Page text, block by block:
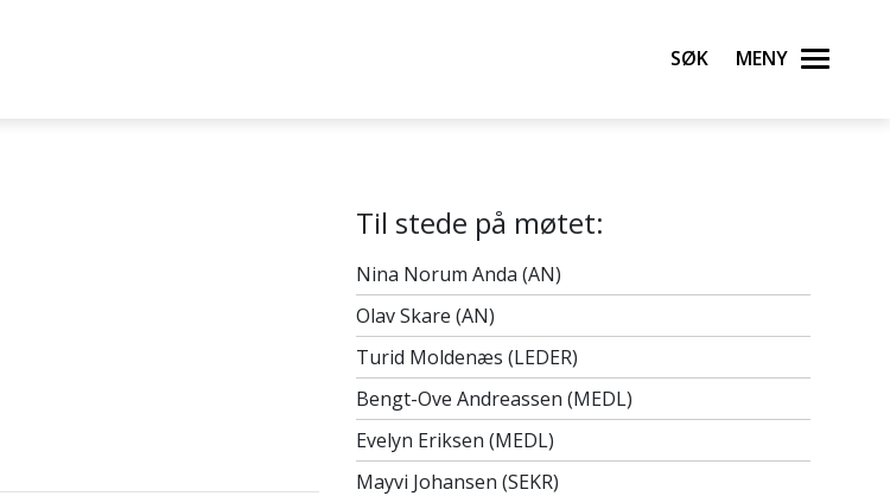
Søk Meny
Til stede på møtet:
Nina Norum Anda (AN)
Olav Skare (AN)
Turid Moldenæs (LEDER)
Bengt-Ove Andreassen (MEDL)
Evelyn Eriksen (MEDL)
Mayvi Johansen (SEKR)